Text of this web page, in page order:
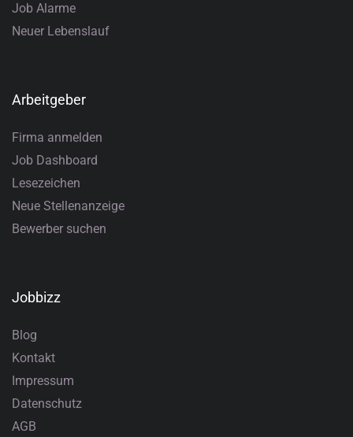
Job Alarme
Neuer Lebenslauf
Arbeitgeber
Firma anmelden
Job Dashboard
Lesezeichen
Neue Stellenanzeige
Bewerber suchen
Jobbizz
Blog
Kontakt
Impressum
Datenschutz
AGB